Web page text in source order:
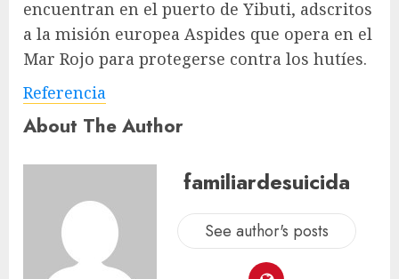
encuentran en el puerto de Yibuti, adscritos
a la misión europea Aspides que opera en el
Mar Rojo para protegerse contra los hutíes.
Referencia
About The Author
familiardesuicida
See author's posts